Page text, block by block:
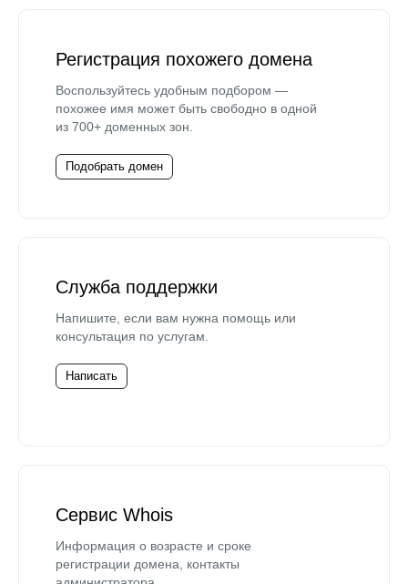
Регистрация похожего домена
Воспользуйтесь удобным подбором —
похожее имя может быть свободно в одной
из 700+ доменных зон.
Подобрать домен
Служба поддержки
Напишите, если вам нужна помощь или
консультация по услугам.
Написать
Сервис Whois
Информация о возрасте и сроке
регистрации домена, контакты